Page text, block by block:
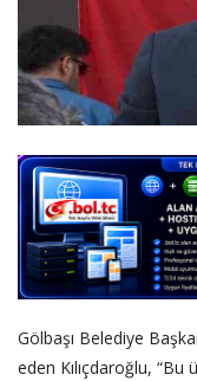
Gölbaşı Belediye
eden Kılıçdaroğlu,